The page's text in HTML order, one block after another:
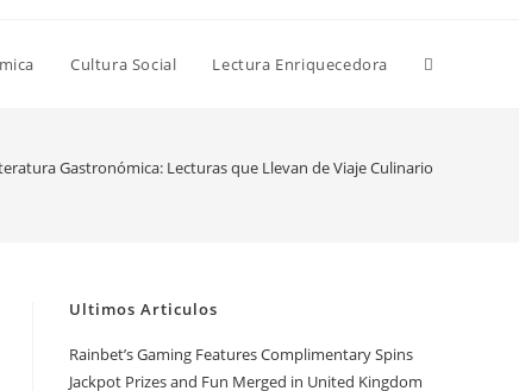
Cultura Social Lectura Enriquecedora Alternar
Gastronómica: Lecturas que Llevan de Viaje Culinario
Ultimos Articulos
Rainbet’s Gaming Features Complimentary Spins
Jackpot Prizes and Fun Merged in United Kingdom